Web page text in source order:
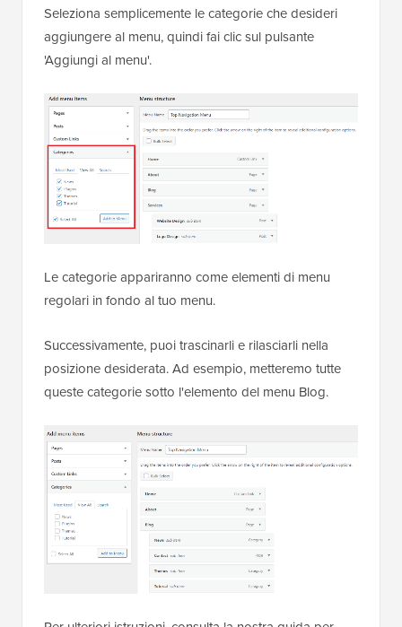
Seleziona semplicemente le categorie che desideri
aggiungere al menu, quindi fai clic sul pulsante
'Aggiungi al menu'.
Le categorie appariranno come elementi di menu
regolari in fondo al tuo menu.
Successivamente, puoi trascinarli e rilasciarli nella
posizione desiderata. Ad esempio, metteremo tutte
queste categorie sotto l'elemento del menu Blog.